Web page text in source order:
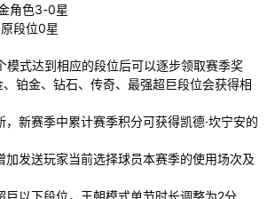
角色3-0星
段位0星
模式达到相应的段位后可以逐步领取赛季奖
铂金、钻石、传奇、最强超巨段位会获得相
新赛季中累计赛季积分可获得凯德·坎宁安的
加发送玩家当前选择球员本赛季的使用场次及
巨以下段位，王朝模式单节时长调整为2分